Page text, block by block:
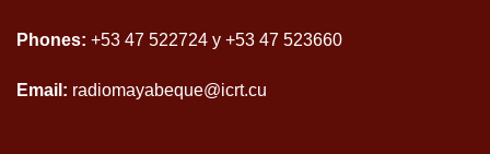
Phones: +53 47 522724 y +53 47 523660
Email: radiomayabeque@icrt.cu